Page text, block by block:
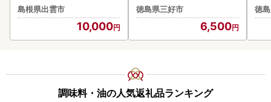
米ぬか
島根県出雲市
10,000
【 米ぬか 】
徳島県三好市
6,500
料
徳
調味料・油の人気返礼品ランキング